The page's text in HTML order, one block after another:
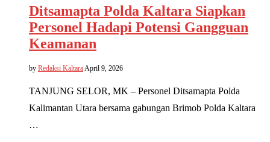
Ditsamapta Polda Kaltara Siapkan
Personel Hadapi Potensi Gangguan
Keamanan
by Redaksi Kaltara April 9, 2026
TANJUNG SELOR, MK – Personel Ditsamapta Polda
Kalimantan Utara bersama gabungan Brimob Polda Kaltara
…